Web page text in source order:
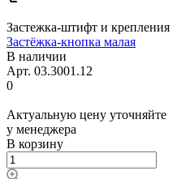
Застежка-штифт и крепления
Застёжка-кнопка малая
В наличии
Арт. 03.3001.12
0
Актуальную цену уточняйте
у менеджера
В корзину